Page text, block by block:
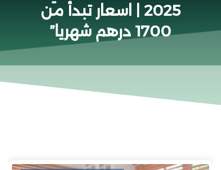
2025 | اسعار تبدأ من
1700 درهم شهريا”